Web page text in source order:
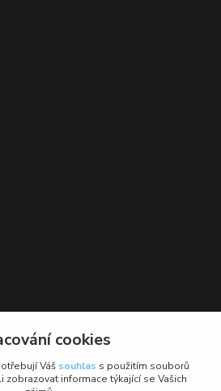
cookies
Váš souhlas s použitím souborů
zobrazovat informace týkající se Vašich